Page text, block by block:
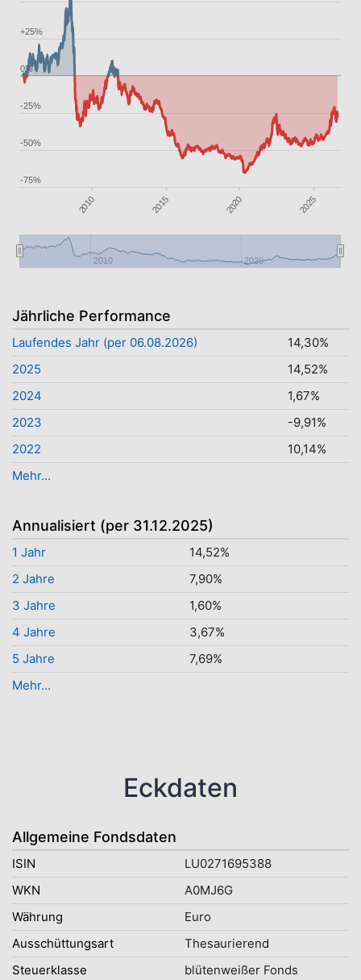
2010 2015 2020 2025
2010 2020
-75%
-50%
-25%
0%
+25%
Jährliche Performance
Laufendes Jahr (per 06.08.2026)
14,30%
2025
14,52%
2024
1,67%
2023
-9,91%
2022
10,14%
Mehr...
Annualisiert (per 31.12.2025)
1 Jahr
14,52%
2 Jahre
7,90%
3 Jahre
1,60%
4 Jahre
3,67%
5 Jahre
7,69%
Mehr...
Eckdaten
Allgemeine Fondsdaten
ISIN
LU0271695388
WKN
A0MJ6G
Währung
Euro
Ausschüttungsart
Thesaurierend
Steuerklasse
blütenweißer Fonds